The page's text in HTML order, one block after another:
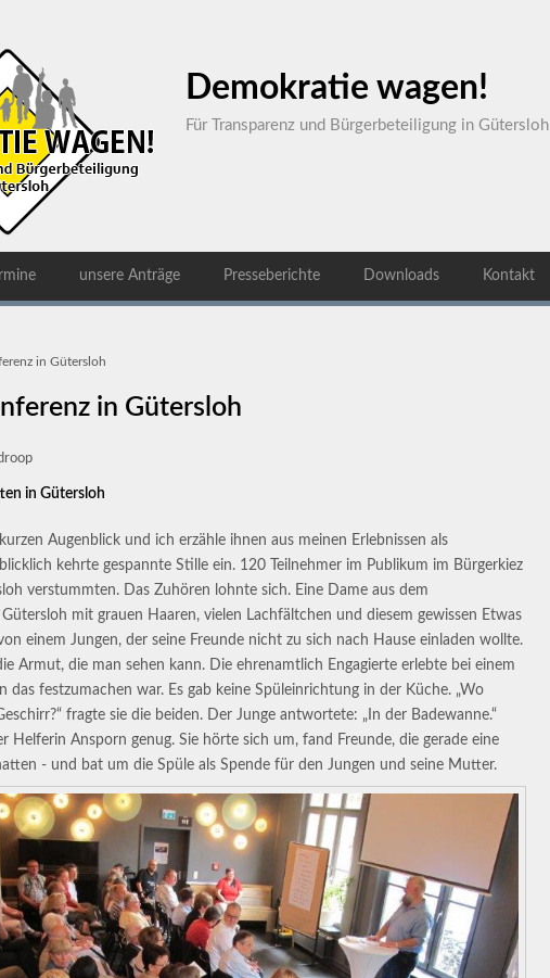
Demokratie wagen!
Für Transparenz und Bürgerbeteiligung in Gütersloh
unsere Anträge Presseberichte Downloads Kontakt
in Gütersloh
in Gütersloh
in Gütersloh
Augenblick und ich erzähle ihnen aus meinen Erlebnissen als
kehrte gespannte Stille ein. 120 Teilnehmer im Publikum im Bürgerkiez
verstummten. Das Zuhören lohnte sich. Eine Dame aus dem
mit grauen Haaren, vielen Lachfältchen und diesem gewissen Etwas
einem Jungen, der seine Freunde nicht zu sich nach Hause einladen wollte.
Armut, die man sehen kann. Die ehrenamtlich Engagierte erlebte bei einem
das festzumachen war. Es gab keine Spüleinrichtung in der Küche. „Wo
fragte sie die beiden. Der Junge antwortete: „In der Badewanne.“
Helferin Ansporn genug. Sie hörte sich um, fand Freunde, die gerade eine
- und bat um die Spüle als Spende für den Jungen und seine Mutter.